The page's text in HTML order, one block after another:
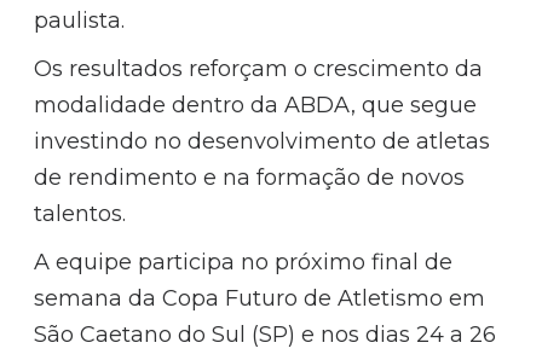
paulista.
Os resultados reforçam o crescimento da
modalidade dentro da ABDA, que segue
investindo no desenvolvimento de atletas
de rendimento e na formação de novos
talentos.
A equipe participa no próximo final de
semana da Copa Futuro de Atletismo em
São Caetano do Sul (SP) e nos dias 24 a 26